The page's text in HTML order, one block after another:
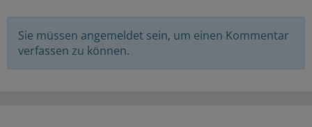
Sie müssen angemeldet sein, um einen Kommentar
verfassen zu können.